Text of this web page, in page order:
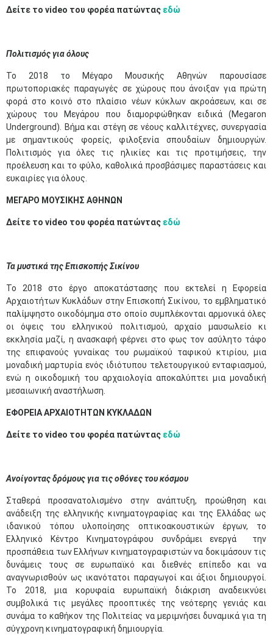
Δείτε το video του φορέα πατώντας εδώ
Πολιτισμός για όλους
To 2018 το Μέγαρο Μουσικής Αθηνών παρουσίασε
πρωτοποριακές παραγωγές σε χώρους που άνοιξαν για πρώτη
φορά στο κοινό στο πλαίσιο νέων κύκλων ακροάσεων, και σε
χώρους του Μεγάρου που διαμορφώθηκαν ειδικά (Megaron
Underground). Βήμα και στέγη σε νέους καλλιτέχνες, συνεργασία
με σημαντικούς φορείς, φιλοξενία σπουδαίων δημιουργών.
Πολιτισμός για όλες τις ηλικίες και τις προτιμήσεις, την
προέλευση και το φύλο, καθολικά προσβάσιμες παραστάσεις και
ευκαιρίες για όλους.
ΜΕΓΑΡΟ ΜΟΥΣΙΚΗΣ ΑΘΗΝΩΝ
Δείτε το video του φορέα πατώντας εδώ
Τα μυστικά της Επισκοπής Σικίνου
Το 2018 στο έργο αποκατάστασης που εκτελεί η Εφορεία
Αρχαιοτήτων Κυκλάδων στην Επισκοπή Σικίνου, το εμβληματικό
παλίμψηστο οικοδόμημα στο οποίο συμπλέκονται αρμονικά όλες
οι όψεις του ελληνικού πολιτισμού, αρχαίο μαυσωλείο κι
εκκλησία μαζί, η ανασκαφή φέρνει στο φως τον ασύλητο τάφο
της επιφανούς γυναίκας του ρωμαϊκού ταφικού κτιρίου, μια
μοναδική μαρτυρία ενός ιδιότυπου τελετουργικού ενταφιασμού,
ενώ η οικοδομική του αρχαιολογία αποκαλύπτει μια μοναδική
μεσαιωνική αναστήλωση.
ΕΦΟΡΕΙΑ ΑΡΧΑΙΟΤΗΤΩΝ ΚΥΚΛΑΔΩΝ
Δείτε το video του φορέα πατώντας εδώ
Ανοίγοντας δρόμους για τις οθόνες του κόσμου
Σταθερά προσανατολισμένο στην ανάπτυξη, προώθηση και
ανάδειξη της ελληνικής κινηματογραφίας και της Ελλάδας ως
ιδανικού τόπου υλοποίησης οπτικοακουστικών έργων, το
Ελληνικό Κέντρο Κινηματογράφου συνδράμει ενεργά την
προσπάθεια των Ελλήνων κινηματογραφιστών να δοκιμάσουν τις
δυνάμεις τους σε ευρωπαϊκό και διεθνές επίπεδο και να
αναγνωρισθούν ως ικανότατοι παραγωγοί και άξιοι δημιουργοί.
Το 2018, μια κορυφαία ευρωπαϊκή διάκριση αναδεικνύει
συμβολικά τις μεγάλες προοπτικές της νεότερης γενιάς και
συνάμα το καθήκον της Πολιτείας να μεριμνήσει δυναμικά για τη
σύγχρονη κινηματογραφική δημιουργία.